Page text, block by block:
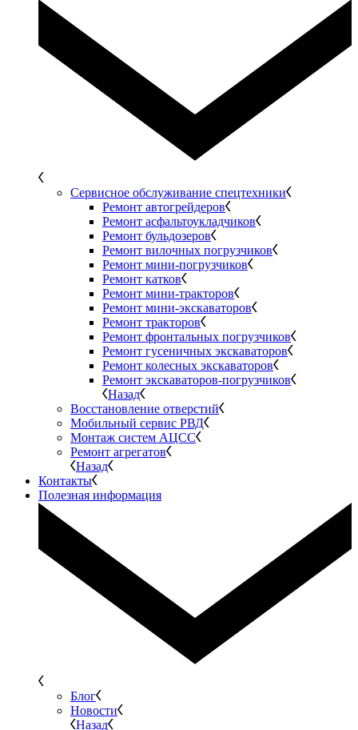
Сервисное обслуживание спецтехники
Ремонт автогрейдеров
Ремонт асфальтоукладчиков
Ремонт бульдозеров
Ремонт вилочных погрузчиков
Ремонт мини-погрузчиков
Ремонт катков
Ремонт мини-тракторов
Ремонт мини-экскаваторов
Ремонт тракторов
Ремонт фронтальных погрузчиков
Ремонт гусеничных экскаваторов
Ремонт колесных экскаваторов
Ремонт экскаваторов-погрузчиков
Назад
Восстановление отверстий
Мобильный сервис РВД
Монтаж систем АЦСС
Ремонт агрегатов
Назад
Контакты
Полезная информация
Блог
Новости
Назад